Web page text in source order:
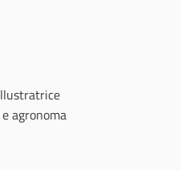
agronoma